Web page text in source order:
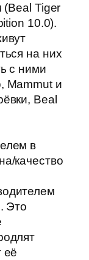
(Beal Tiger
10.0).
на них
с ними
Mammut и
Beal
в
качество
Это
её